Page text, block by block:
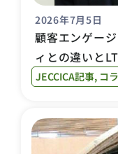
2026年7月5日
顧客エンゲー
ィとの違いと
JECCICA記事, コ